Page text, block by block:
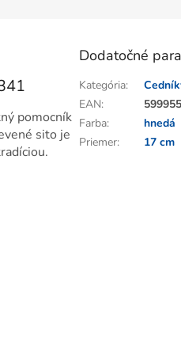
pomocník
sito je
Dodatočné
Kategória:
EAN:
Farba:
hnedá
Priemer: 17 cm